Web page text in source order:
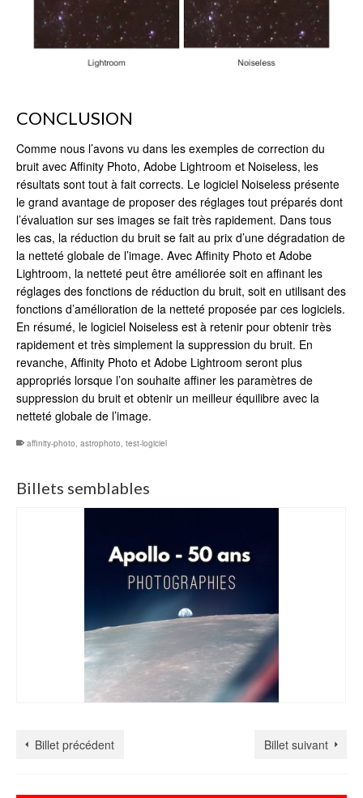
CONCLUSION
Comme nous l’avons vu dans les exemples de correction du
bruit avec Affinity Photo, Adobe Lightroom et Noiseless, les
résultats sont tout à fait corrects. Le logiciel Noiseless présente
le grand avantage de proposer des réglages tout préparés dont
l’évaluation sur ses images se fait très rapidement. Dans tous
les cas, la réduction du bruit se fait au prix d’une dégradation de
la netteté globale de l’image. Avec Affinity Photo et Adobe
Lightroom, la netteté peut être améliorée soit en affinant les
réglages des fonctions de réduction du bruit, soit en utilisant des
fonctions d’amélioration de la netteté proposée par ces logiciels.
En résumé, le logiciel Noiseless est à retenir pour obtenir très
rapidement et très simplement la suppression du bruit. En
revanche, Affinity Photo et Adobe Lightroom seront plus
appropriés lorsque l’on souhaite affiner les paramètres de
suppression du bruit et obtenir un meilleur équilibre avec la
netteté globale de l’image.
affinity-photo, astrophoto, test-logiciel
Billets semblables
Billet précédent Billet suivant